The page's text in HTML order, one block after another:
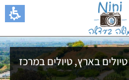
טיולים בארץ,טיולים במרכז